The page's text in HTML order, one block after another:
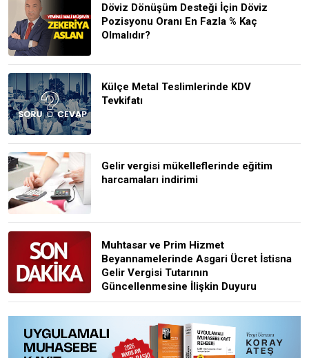
Döviz Dönüşüm Desteği İçin Döviz
Pozisyonu Oranı En Fazla % Kaç
Olmalıdır?
Külçe Metal Teslimlerinde KDV
Tevkifatı
Gelir vergisi mükelleflerinde eğitim
harcamaları indirimi
Muhtasar ve Prim Hizmet
Beyannamelerinde Asgari Ücret İstisna
Gelir Vergisi Tutarının
Güncellenmesine İlişkin Duyuru